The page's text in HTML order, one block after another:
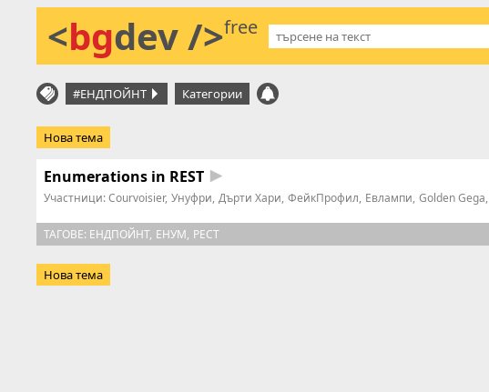
<bgdev />free
#ЕНДПОЙНТ Категории
Нова тема
Enumerations in REST
Участници:Courvoisier Унуфри Дърти Хари ФейкПрофил Евлампи Golden Gega
ТАГОВЕ: ЕНДПОЙНТ ЕНУМ РЕСТ
Нова тема